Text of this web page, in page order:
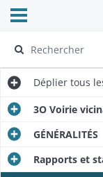
Ouvrir le menu
Déplier tous
3O Voirie
GÉNÉRALITÉS
Rapports et